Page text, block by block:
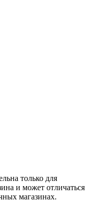
только для
и может отличаться
магазинах.